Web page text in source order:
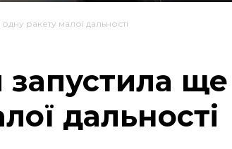
ракету малої дальності
запустила ще
дальності